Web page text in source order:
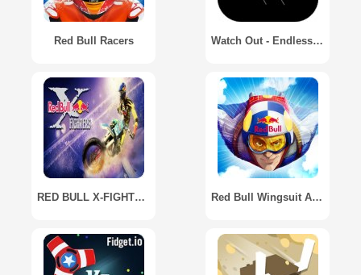
Red Bull Racers Watch Out - Endless jumping game
RED BULL X-FIGHTERS 2012 Red Bull Wingsuit Aces